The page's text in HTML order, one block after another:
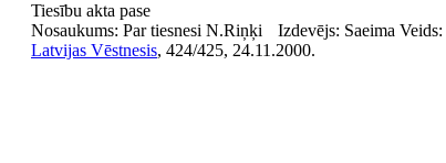
Tiesību akta pase
Nosaukums: Par tiesnesi N.Riņķi Izdevējs: Saeima Veids:
Latvijas Vēstnesis, 424/425, 24.11.2000.